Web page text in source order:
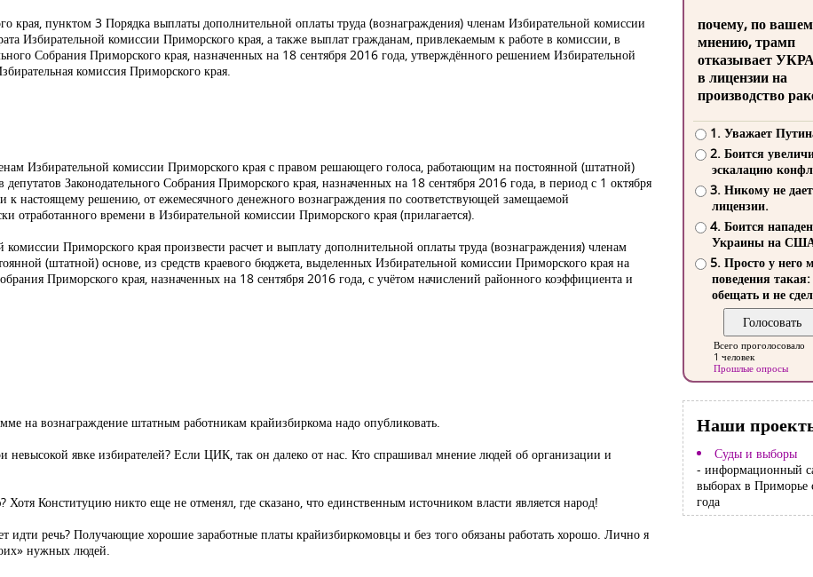
края, пунктом 3 Порядка выплаты дополнительной оплаты труда (вознаграждения) членам Избирательной комиссии
Избирательной комиссии Приморского края, а также выплат гражданам, привлекаемым к работе в комиссии, в
Собрания Приморского края, назначенных на 18 сентября 2016 года, утверждённого решением Избирательной
комиссия Приморского края.
Избирательной комиссии Приморского края с правом решающего голоса, работающим на постоянной (штатной)
Законодательного Собрания Приморского края, назначенных на 18 сентября 2016 года, в период с 1 октября
настоящему решению, от ежемесячного денежного вознаграждения по соответствующей замещаемой
отработанного времени в Избирательной комиссии Приморского края (прилагается).
Приморского края произвести расчет и выплату дополнительной оплаты труда (вознаграждения) членам
(штатной) основе, из средств краевого бюджета, выделенных Избирательной комиссии Приморского края на
Приморского края, назначенных на 18 сентября 2016 года, с учётом начислений районного коэффициента и
на вознаграждение штатным работникам крайизбиркома надо опубликовать.
невысокой явке избирателей? Если ЦИК, так он далеко от нас. Кто спрашивал мнение людей об организации и
Конституцию никто еще не отменял, где сказано, что единственным источником власти является народ!
идти речь? Получающие хорошие заработные платы крайизбиркомовцы и без того обязаны работать хорошо. Лично я
нужных людей.
почему, по
мнению, трамп
отказывает
в лицензии на
производство
1. Уважает
2. Боится
эскалацию
3. Никому не
лицензии.
4. Боится
Украины на
5. Просто у него
поведения такая:
обещать и не
Всего проголосовало
1 человек
Прошлые опросы
Наши
Суды и выборы
- информационный
выборах в Приморье
года